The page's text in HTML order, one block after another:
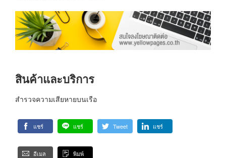
สินค้าและบริการ
สำรวจความเสียหายบนเรือ
แชร์ แชร์ Tweet แชร์
อีเมล พิมพ์